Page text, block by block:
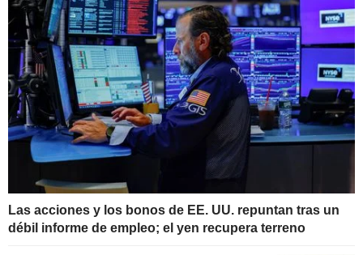
Las acciones y los bonos de EE. UU. repuntan tras un
débil informe de empleo; el yen recupera terreno